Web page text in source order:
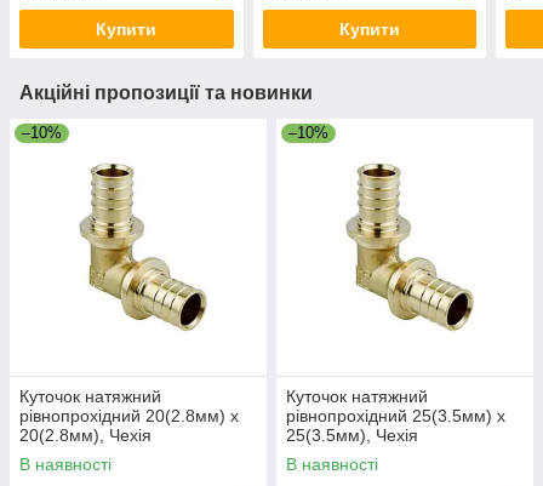
Купити Купити
Акційні пропозиції та новинки
–10%
Куточок натяжний
рівнопрохідний 20(2.8мм) x
20(2.8мм), Чехія
В наявності
–10%
Куточок натяжний
рівнопрохідний 25(3.5мм) x
25(3.5мм), Чехія
В наявності